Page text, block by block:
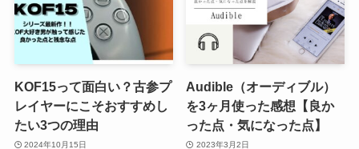
KOF15って面白い？古参プ
レイヤーにこそおすすめし
たい3つの理由
2024年10月15日
Audible（オーディブル）
を3ヶ月使った感想【良か
った点・気になった点】
2023年3月2日